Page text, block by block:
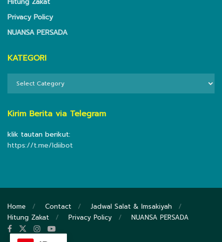
Privacy Policy
NUANSA PERSADA
KATEGORI
Kirim Berita via Telegram
klik tautan berikut:
https://t.me/ldiibot
Home Contact
Jadwal Salat & Imsakiyah
Hitung Zakat
Privacy Policy NUANSA PERSADA